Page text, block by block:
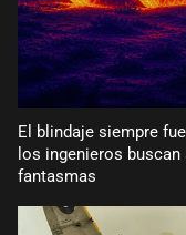
El blindaje siempre
los ingenieros
fantasmas